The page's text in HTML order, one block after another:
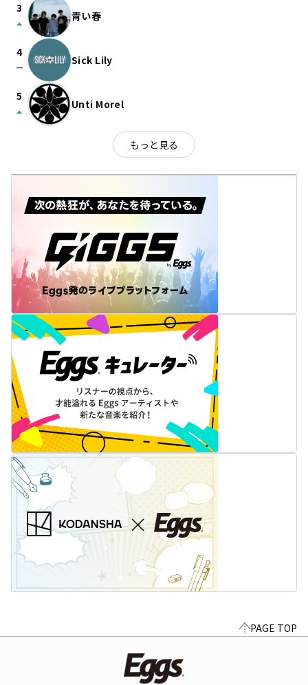
3
arrow_drop_up 青い春
4
check_indeterminate_small Sick Lily
5
arrow_drop_up Unti Morel
もっと見る
PAGE TOP